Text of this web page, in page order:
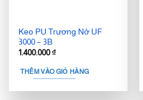
Keo PU Trương Nở UF
3000 – 3B
1.400.000₫
THÊM VÀO GIỎ HÀNG